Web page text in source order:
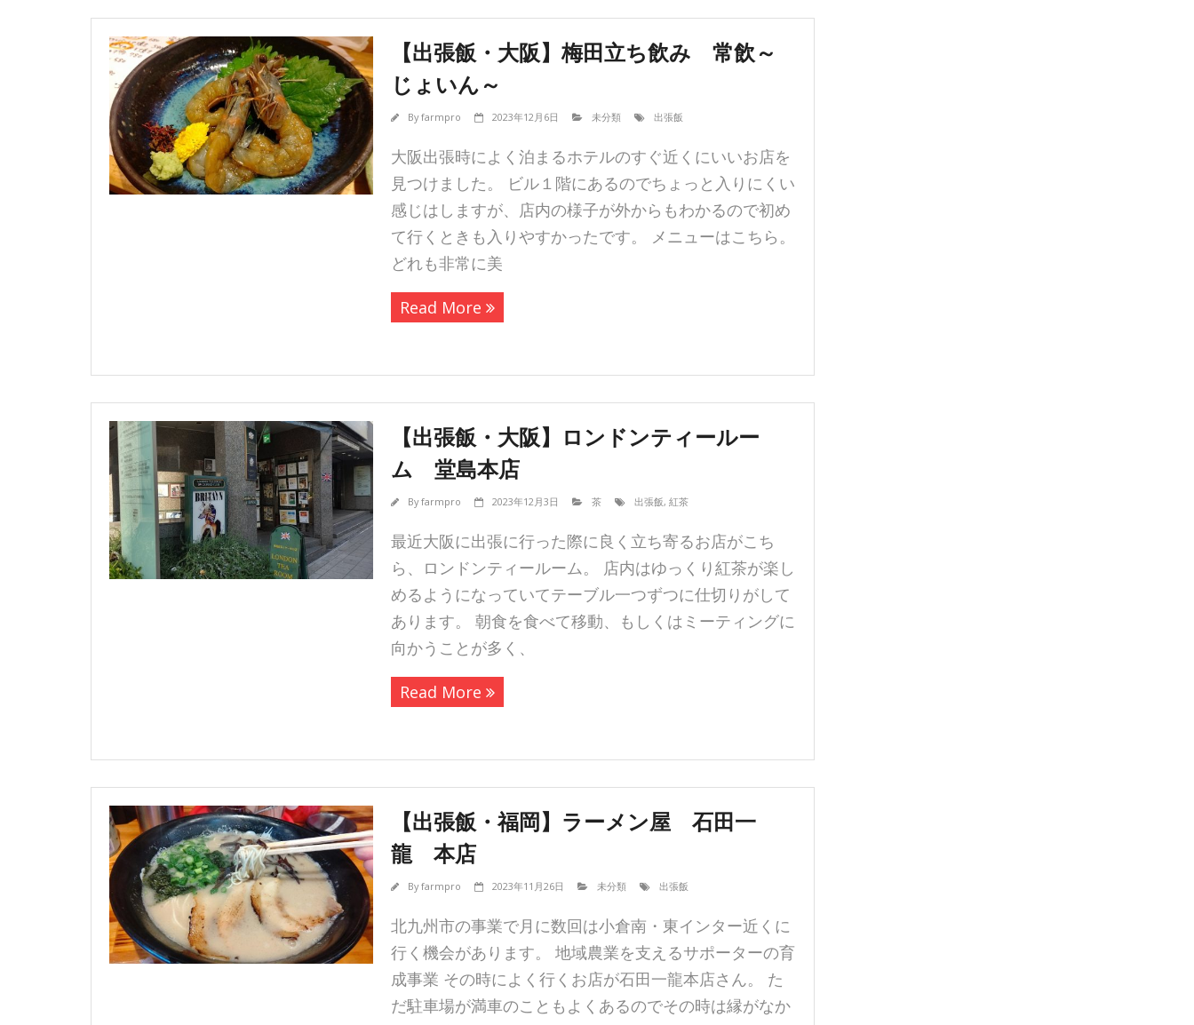
【出張飯・大阪】梅田立ち飲み 常飲～
じょいん～
Byfarmpro 2023年12月6日 未分類 出張飯
大阪出張時によく泊まるホテルのすぐ近くにいいお店を
見つけました。 ビル１階にあるのでちょっと入りにくい
感じはしますが、店内の様子が外からもわかるので初め
て行くときも入りやすかったです。 メニューはこちら。
どれも非常に美
Read More
【出張飯・大阪】ロンドンティールー
ム 堂島本店
Byfarmpro 2023年12月3日 茶 出張飯,紅茶
最近大阪に出張に行った際に良く立ち寄るお店がこち
ら、ロンドンティールーム。 店内はゆっくり紅茶が楽し
めるようになっていてテーブル一つずつに仕切りがして
あります。 朝食を食べて移動、もしくはミーティングに
向かうことが多く、
Read More
【出張飯・福岡】ラーメン屋 石田一
龍 本店
Byfarmpro 2023年11月26日 未分類 出張飯
北九州市の事業で月に数回は小倉南・東インター近くに
行く機会があります。 地域農業を支えるサポーターの育
成事業 その時によく行くお店が石田一龍本店さん。 た
だ駐車場が満車のこともよくあるのでその時は縁がなか